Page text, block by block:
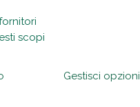
scopi
Gestisci opzioni